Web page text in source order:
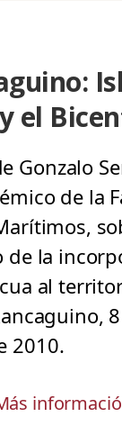
el
Gonzalo
de la
de la
al
2010.